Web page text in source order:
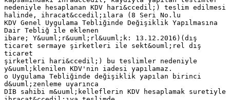
nedeniyle hesaplanan KDV hari&ccedil;) teslim edilmesi
halinde, ihracat&ccedil;ılara (8 Seri No.lu
KDV Genel Uygulama Tebliğinde Değişiklik Yapılmasına
Dair Tebliğ ile eklenen
ibare; Y&uuml;r&uuml;rl&uuml;k: 13.12.2016)(dış
ticaret sermaye şirketleri ile sekt&ouml;rel dış
ticaret
şirketleri hari&ccedil;) bu teslimler nedeniyle
y&uuml;klenilen KDV'nin iadesi yapılamaz.
o Uygulama Tebliğinde değişiklik yapılan birinci
d&uuml;zenleme uyarınca
DİB sahibi m&uuml;kelleflerin KDV hesaplamak suretiyle